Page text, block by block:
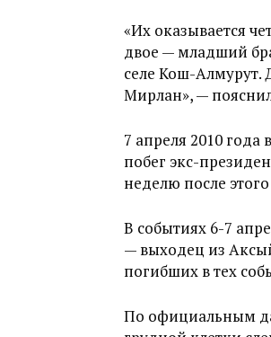
«Их оказывается
двое — младший
селе Кош-Алмурут.
Мирлан», —
7 апреля 2010 года
побег экс-
неделю после
В событиях 6-7
— выходец из
погибших в тех
По официальным